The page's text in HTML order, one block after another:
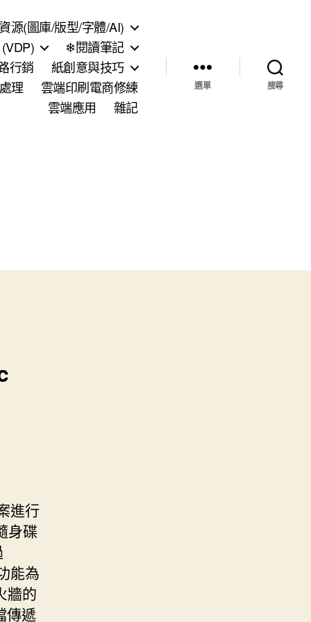
源(圖庫/版型/字體/AI)
❄閱讀筆記
行銷
紙創意與技巧
理
雲端印刷電商修練
雲端應用
雜記
選單 搜尋
進行
身碟
能為
牆的
傳遞